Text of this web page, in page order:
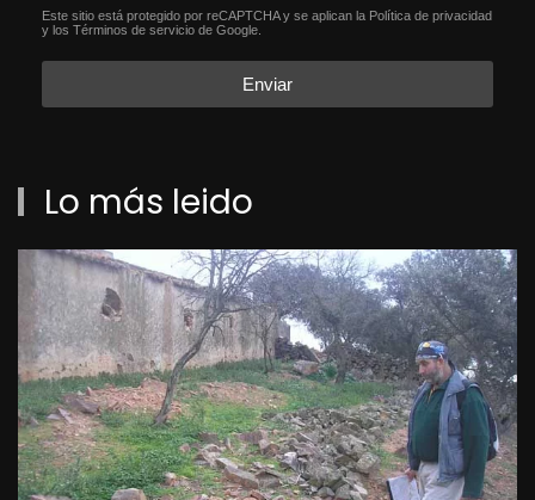
reCAPTCHA*
Este sitio está protegido por reCAPTCHA y se aplican la Política de privacidad
y los Términos de servicio de Google.
Enviar
Lo más leido